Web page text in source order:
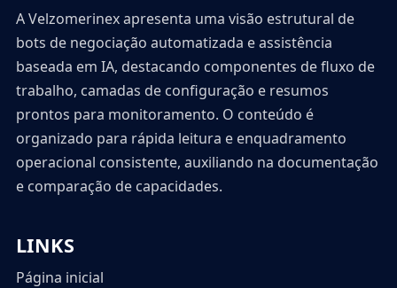
A Velzomerinex apresenta uma visão estrutural de
bots de negociação automatizada e assistência
baseada em IA, destacando componentes de fluxo de
trabalho, camadas de configuração e resumos
prontos para monitoramento. O conteúdo é
organizado para rápida leitura e enquadramento
operacional consistente, auxiliando na documentação
e comparação de capacidades.
LINKS
Página inicial